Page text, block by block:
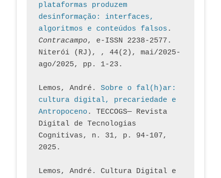
plataformas produzem
desinformação: interfaces,
algoritmos e conteúdos falsos
Contracampo, e-ISSN 2238-2577.
Niterói (RJ), , 44(2), mai/2025-
ago/2025, pp. 1-23.
Lemos, André. Sobre o fal(h)ar:
cultura digital, precariedade e
Antropoceno . TECCOGS— Revista
Digital de Tecnologias
Cognitivas, n. 31, p. 94-107,
2025.
Lemos, André. Cultura Digital e